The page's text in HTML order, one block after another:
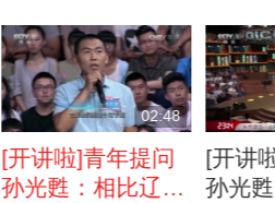
02:48
[开讲啦]青年提问
孙光甦：相比辽宁
[开讲
孙光